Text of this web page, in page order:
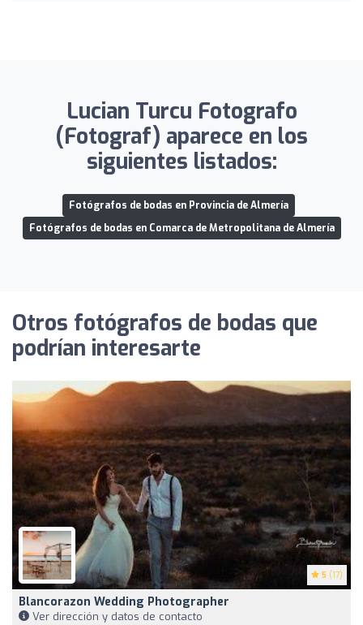
Lucian Turcu Fotografo
(Fotograf) aparece en los
siguientes listados:
Fotógrafos de bodas en Provincia de Almería
Fotógrafos de bodas en Comarca de Metropolitana de Almería
Otros fotógrafos de bodas que
podrían interesarte
5 (17)
Blancorazon Wedding Photographer
Ver dirección y datos de contacto